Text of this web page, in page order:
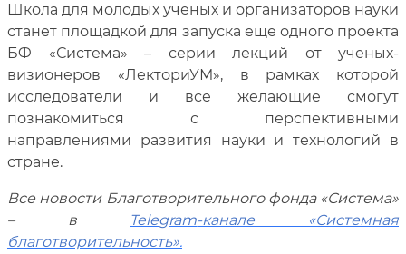
Школа для молодых ученых и организаторов науки
станет площадкой для запуска еще одного проекта
БФ «Система» – серии лекций от ученых-
визионеров «ЛекториУМ», в рамках которой
исследователи и все желающие смогут
познакомиться с перспективными
направлениями развития науки и технологий в
стране.
Все новости Благотворительного фонда «Система»
– в Telegram-канале «Системная
благотворительность».